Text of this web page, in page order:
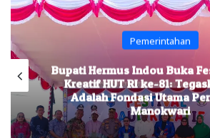
Pemerintahan
Bupati Hermus Indou Buka
Kreatif HUT RI ke-81:
Adalah Fondasi Utama
Manokwari